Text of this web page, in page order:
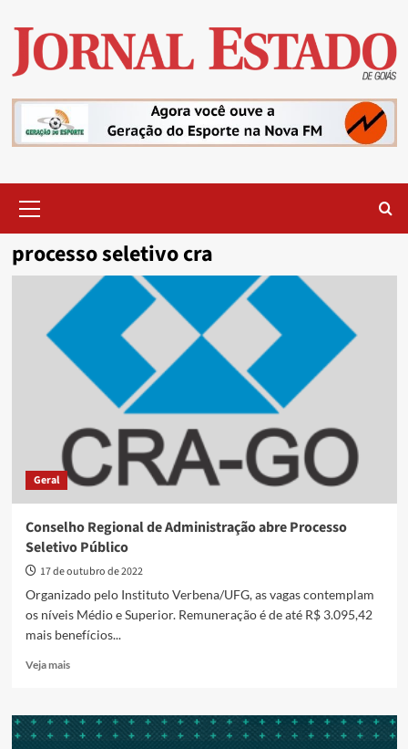
content
Menu
processo seletivo cra
Geral
Conselho Regional de Administração abre Processo
Seletivo Público
17 de outubro de 2022
Organizado pelo Instituto Verbena/UFG, as vagas contemplam
os níveis Médio e Superior. Remuneração é de até R$ 3.095,42
mais benefícios...
Veja maisRead
Conselho
Regional